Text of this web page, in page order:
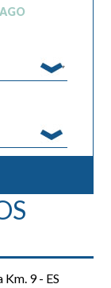
AGO
9 - ES